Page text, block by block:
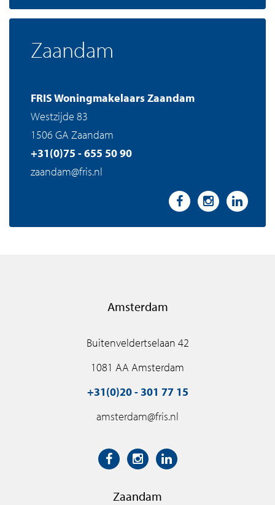
Zaandam
FRIS Woningmakelaars Zaandam
Westzijde 83
1506 GA Zaandam
+31(0)75 - 655 50 90
zaandam@fris.nl
Amsterdam
Buitenveldertselaan 42
1081 AA Amsterdam
+31(0)20 - 301 77 15
amsterdam@fris.nl
Zaandam